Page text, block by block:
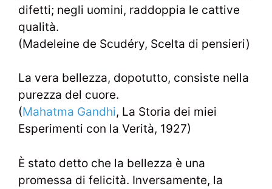
difetti; negli uomini, raddoppia le cattive
qualità.
(Madeleine de Scudéry, Scelta di pensieri)
La vera bellezza, dopotutto, consiste nella
purezza del cuore.
(Mahatma Gandhi, La Storia dei miei
Esperimenti con la Verità, 1927)
È stato detto che la bellezza è una
promessa di felicità. Inversamente, la